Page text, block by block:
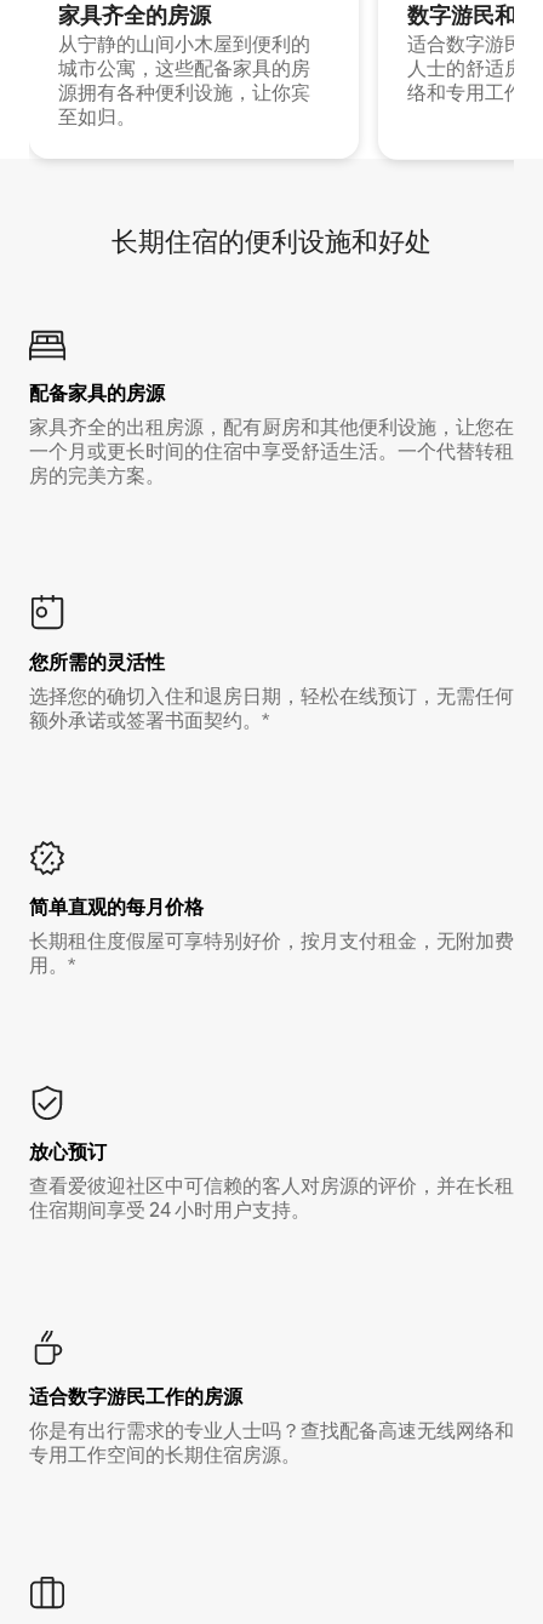
家具齐全的房源
从宁静的山间小木屋到便利的
城市公寓，这些配备家具的房
源拥有各种便利设施，让你宾
至如归。
数字游民和
适合数字游民
人士的舒适房
络和专用工作
长期住宿的便利设施和好处
配备家具的房源
家具齐全的出租房源，配有厨房和其他便利设施，让您在
一个月或更长时间的住宿中享受舒适生活。一个代替转租
房的完美方案。
您所需的灵活性
选择您的确切入住和退房日期，轻松在线预订，无需任何
额外承诺或签署书面契约。*
简单直观的每月价格
长期租住度假屋可享特别好价，按月支付租金，无附加费
用。*
放心预订
查看爱彼迎社区中可信赖的客人对房源的评价，并在长租
住宿期间享受 24 小时用户支持。
适合数字游民工作的房源
你是有出行需求的专业人士吗？查找配备高速无线网络和
专用工作空间的长期住宿房源。